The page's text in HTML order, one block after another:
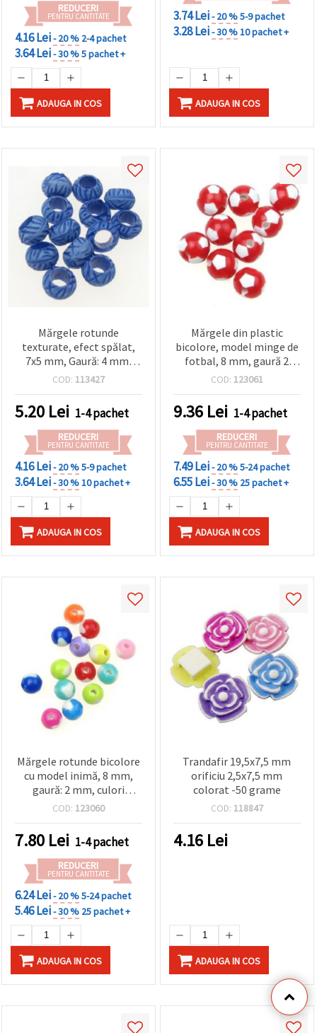
REDUCERI
PENTRU CANTITATE
4.16 Lei- 20 % 2-4 pachet
3.64 Lei- 30 %5 pachet +
ADAUGA IN COS
3.74 Lei- 20 %5-9 pachet
3.28 Lei- 30 %10 pachet +
ADAUGA IN COS
Mărgele rotunde
texturate, efect spălat,
7x5 mm, Gaură: 4 mm,
albastre, 50 g (~520 buc.)
COD: 113427
5.20 Lei 1-4 pachet
REDUCERI
PENTRU CANTITATE
4.16 Lei- 20 %5-9 pachet
3.64 Lei- 30 %10 pachet +
ADAUGA IN COS
Mărgele din plastic
bicolore, model minge de
fotbal, 8 mm, gaură 2
mm, roșu și alb, 20 g (~70
COD: 123061
9.36 Lei 1-4 pachet
REDUCERI
PENTRU CANTITATE
7.49 Lei- 20 %5-24 pachet
6.55 Lei- 30 % 25 pachet +
ADAUGA IN COS
Mărgele rotunde bicolore
cu model inimă, 8 mm,
gaură: 2 mm, culori
asortate (mix) - 20 g (~70
COD: 123060
7.80 Lei 1-4 pachet
REDUCERI
PENTRU CANTITATE
6.24 Lei- 20 %5-24 pachet
5.46 Lei- 30 % 25 pachet +
ADAUGA IN COS
Trandafir 19,5x7,5 mm
orificiu 2,5x7,5 mm
colorat -50 grame
COD: 118847
4.16 Lei
ADAUGA IN COS